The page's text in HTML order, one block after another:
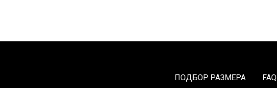
ПОДБОР РАЗМЕРА FAQ